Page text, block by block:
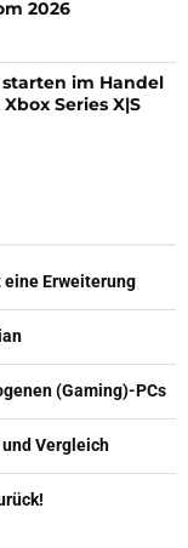
2026
starten im Handel
Series X|S
eine Erweiterung
(Gaming)-PCs
Vergleich